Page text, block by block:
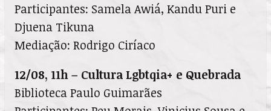
Participantes: Samela Awiá, Kandu Puri e
Djuena Tikuna
Mediação: Rodrigo Ciríaco
12/08, 11h – Cultura Lgbtqia+ e Quebrada
Biblioteca Paulo Guimarães